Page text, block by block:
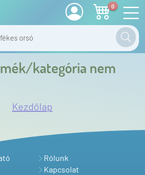
0
kategória nem
Kezdőlap
Rólunk
Kapcsolat